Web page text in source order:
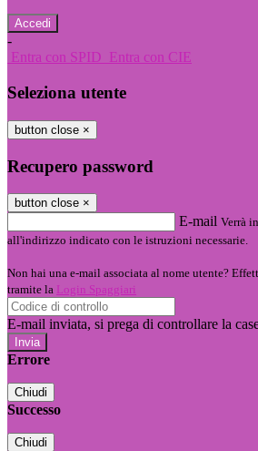
-
Entra con SPID Entra con CIE
Seleziona utente
button close ×
Recupero password
button close ×
E-mail Verrà
all'indirizzo indicato con le istruzioni necessarie.
Non hai una e-mail associata al nome utente?
tramite la Login Spaggiari
E-mail inviata, si prega di controllare la
Errore
Chiudi
Successo
Chiudi